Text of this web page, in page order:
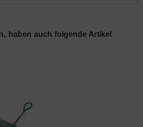
haben auch folgende Artikel